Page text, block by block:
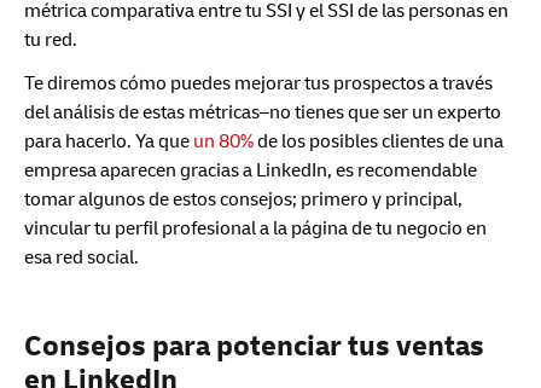
métrica comparativa entre tu SSI y el SSI de las personas en
tu red.
Te diremos cómo puedes mejorar tus prospectos a través
del análisis de estas métricas–no tienes que ser un experto
para hacerlo. Ya que un 80%de los posibles clientes de una
empresa aparecen gracias a LinkedIn, es recomendable
tomar algunos de estos consejos; primero y principal,
vincular tu perfil profesional a la página de tu negocio en
esa red social.
Consejos para potenciar tus ventas
en LinkedIn